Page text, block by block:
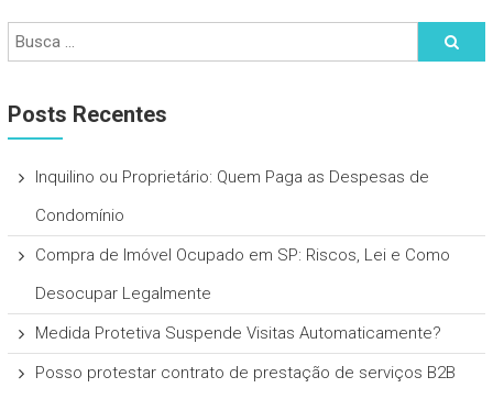
Posts Recentes
Inquilino ou Proprietário: Quem Paga as Despesas de
Condomínio
Compra de Imóvel Ocupado em SP: Riscos, Lei e Como
Desocupar Legalmente
Medida Protetiva Suspende Visitas Automaticamente?
Posso protestar contrato de prestação de serviços B2B